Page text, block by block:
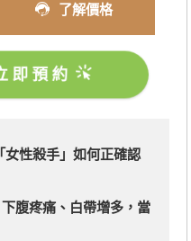
了解價格
即預約
女性殺手」如何正確認
腹疼痛、白帶增多，當